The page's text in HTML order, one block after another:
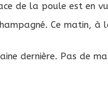
de la poule est en
Ce matin, à
dernière. Pas de